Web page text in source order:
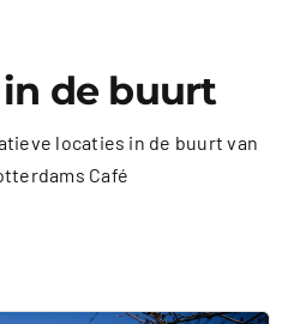
de buurt
locaties in de buurt van
Café